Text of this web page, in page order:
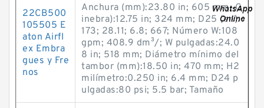
22CB500
105505 E
aton Airfl
ex Embra
gues y Fre
nos
Anchura (mm):23.80 in; 605 mm; G
inebra):12.75 in; 324 mm; D25 (en):
173; 28.11; 6.8; 667; Número W:108
gpm; 408.9 dm³/; W pulgadas:24.0
8 in; 518 mm; Diámetro mínimo del
tambor (mm):18.50 in; 470 mm; H2
milímetro:0.250 in; 6.4 mm; D24 p
ulgadas:80 psi; 5.5 bar; Tamaño